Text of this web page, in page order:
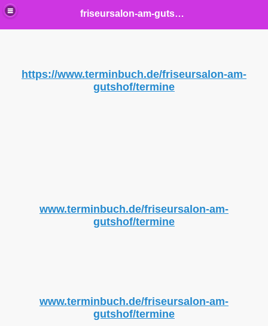
friseursalon-am-gutshof
https://www.terminbuch.de/friseursalon-am-
gutshof/termine
www.terminbuch.de/friseursalon-am-
gutshof/termine
www.terminbuch.de/friseursalon-am-
gutshof/termine